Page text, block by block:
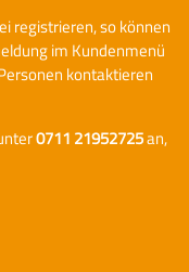
registrieren, so können
im Kundenmenü
kontaktieren
0711 21952725‬an,